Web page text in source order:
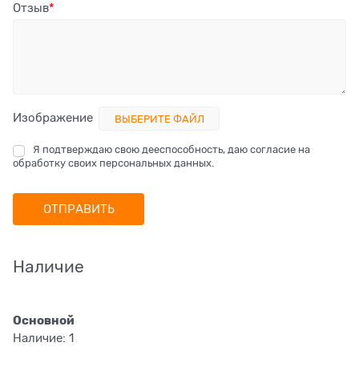
Отзыв
Изображение ВЫБЕРИТЕ ФАЙЛ
Я подтверждаю свою дееспособность, даю согласие на
обработку своих персональных данных.
Наличие
Основной
Наличие: 1